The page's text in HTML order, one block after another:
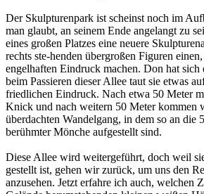
Der Skulpturenpark ist scheinst noch im
man glaubt, an seinem Ende angelangt zu
eines großen Platzes eine neuere
rechts ste-henden übergroßen Figuren
engelhaften Eindruck machen. Don hat sich
beim Passieren dieser Allee taut sie etwas
friedlichen Eindruck. Nach etwa 50 Meter
Knick und nach weitern 50 Meter kommen
überdachten Wandelgang, in dem so an die
berühmter Mönche aufgestellt sind.
Diese Allee wird weitergeführt, doch weil
gestellt ist, gehen wir zurück, um uns den
anzusehen. Jetzt erfahre ich auch, welchen